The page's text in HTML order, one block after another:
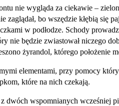
nie wygląda za ciekawie –
zaglądał, bo wszędzie kłębią
w podłodze. Schody
nie będzie zwiastował niczego
żyrandol, którego położenie
elementami, przy pomocy
które na nich czekają.
dwóch wspomnianych wcześniej